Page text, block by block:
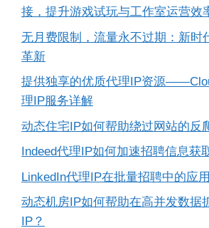
接，提升游戏试玩与工作室运营效
无月费限制，流量永不过期：新时
革新
提供独享的优质代理IP资源
理IP服务详解
动态住宅IP如何帮助绕过网站的反
Indeed代理IP如何加速招聘信息获
LinkedIn代理IP在批量招聘中的应
动态机房IP如何帮助在高并发数据
IP？